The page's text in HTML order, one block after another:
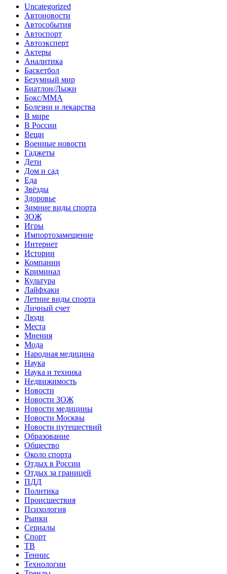
Uncategorized
Автоновости
Автособытия
Автоспорт
Автоэксперт
Актеры
Аналитика
Баскетбол
Безумный мир
Биатлон/Лыжи
Бокс/MMA
Болезни и лекарства
В мире
В России
Вещи
Военные новости
Гаджеты
Дети
Дом и сад
Еда
Звёзды
Здоровье
Зимние виды спорта
ЗОЖ
Игры
Импортозамещение
Интернет
Истории
Компании
Криминал
Культура
Лайфхаки
Летние виды спорта
Личный счет
Люди
Места
Мнения
Мода
Народная медицина
Наука
Наука и техника
Недвижимость
Новости
Новости ЗОЖ
Новости медицины
Новости Москвы
Новости путешествий
Образование
Общество
Около спорта
Отдых в России
Отдых за границей
ПДД
Политика
Происшествия
Психология
Рынки
Сериалы
Спорт
ТВ
Теннис
Технологии